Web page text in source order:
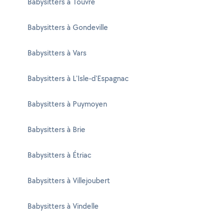
Babysitters à Gondeville
Babysitters à Vars
Babysitters à L'Isle-d'Espagnac
Babysitters à Puymoyen
Babysitters à Brie
Babysitters à Étriac
Babysitters à Villejoubert
Babysitters à Vindelle